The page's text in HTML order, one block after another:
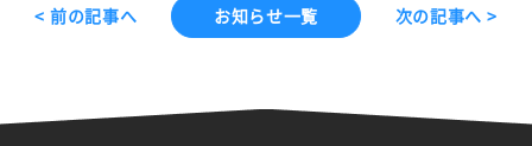
< 前の記事へ お知らせ一覧 次の記事へ >